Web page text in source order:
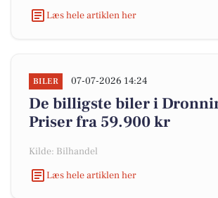
Læs hele artiklen her
BILER 07-07-2026 14:24
De billigste biler i
Priser fra 59.900 kr
Kilde: Bilhandel
Læs hele artiklen her